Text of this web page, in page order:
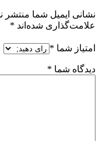
نشانی ایمیل شما منتشر
علامت‌گذاری شده‌اند *
امتیاز شما *
دیدگاه شما *